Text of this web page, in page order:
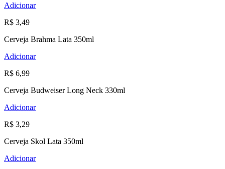
Adicionar
R$ 3,49
Cerveja Brahma Lata 350ml
Adicionar
R$ 6,99
Cerveja Budweiser Long Neck 330ml
Adicionar
R$ 3,29
Cerveja Skol Lata 350ml
Adicionar